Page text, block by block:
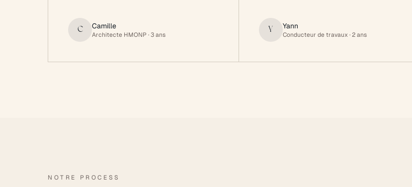
C Camille
Architecte HMONP · 3 ans
Y Yann
Conducteur de travaux · 2 ans
NOTRE PROCESS